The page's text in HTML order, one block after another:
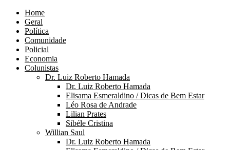
Home
Geral
Política
Comunidade
Policial
Economia
Colunistas
Dr. Luiz Roberto Hamada
Dr. Luiz Roberto Hamada
Elisama Esmeraldino / Dicas de Bem Estar
Léo Rosa de Andrade
Lilian Prates
Sibéle Cristina
Willian Saul
Dr. Luiz Roberto Hamada